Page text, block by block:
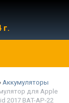
г.
Аккумуляторы
для Apple
2017 BAT-AP-22